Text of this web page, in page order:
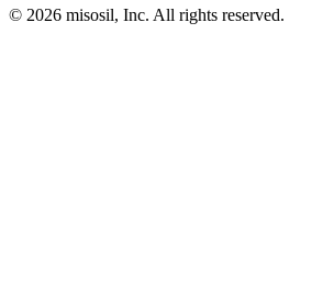
© 2026 misosil, Inc. All rights reserved.